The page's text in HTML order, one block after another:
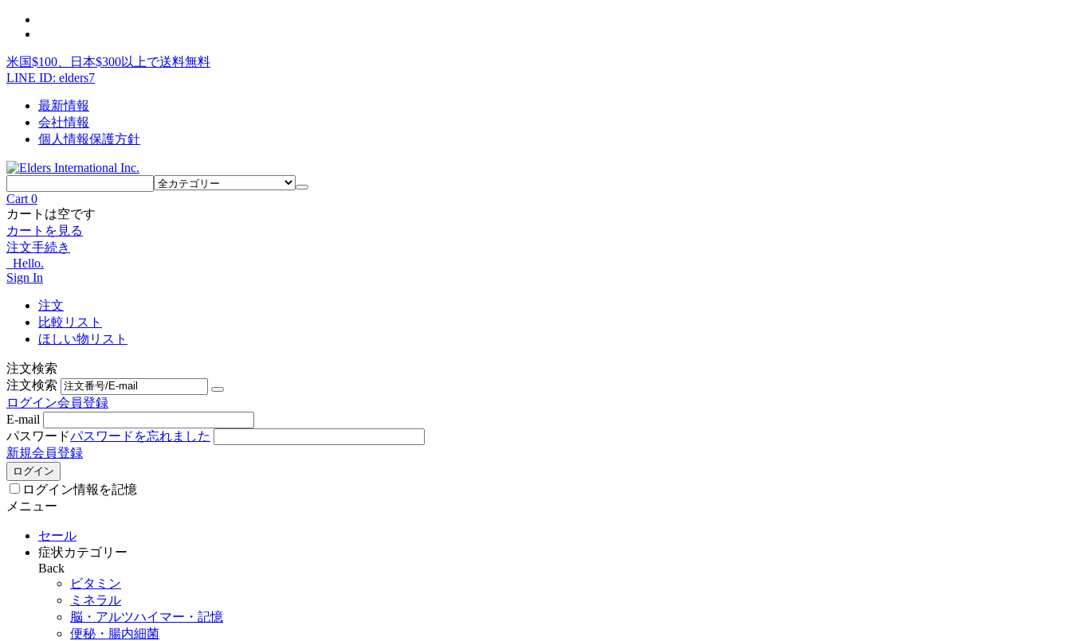
米国$100、日本$300以上で送料無料
LINE ID: elders7
最新情報
会社情報
個人情報保護方針
Cart 0
カートは空です
カートを見る
注文手続き
Hello.
Sign In
注文
比較リスト
ほしい物リスト
注文検索
注文検索
ログイン会員登録
E-mail
パスワードパスワードを忘れました
新規会員登録
ログイン
ログイン情報を記憶
メニュー
セール
症状カテゴリー
Back
ビタミン
ミネラル
脳・アルツハイマー・記憶
便秘・腸内細菌